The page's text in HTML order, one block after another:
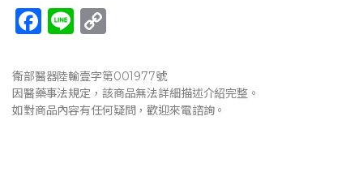
F
c
e
b
Li
e p
y
Li
衛部醫器陸輸壹字第001977號
因醫藥事法規定，該商品無法詳細描述介紹完整。
如對商品內容有任何疑問，歡迎來電諮詢。